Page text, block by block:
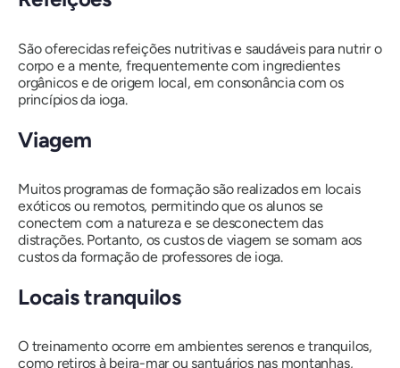
São oferecidas refeições nutritivas e saudáveis ​​para nutrir o
corpo e a mente, frequentemente com ingredientes
orgânicos e de origem local, em consonância com os
princípios da ioga.
Viagem
Muitos programas de formação são realizados em locais
exóticos ou remotos, permitindo que os alunos se
conectem com a natureza e se desconectem das
distrações. Portanto, os custos de viagem se somam aos
custos da formação de professores de ioga.
Locais tranquilos
O treinamento ocorre em ambientes serenos e tranquilos,
como retiros à beira-mar ou santuários nas montanhas,